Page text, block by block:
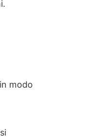
modo